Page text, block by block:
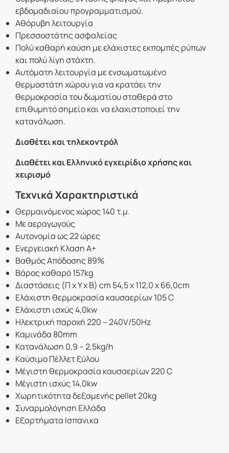
εβδομαδιαίου προγραμματισμού.
Αθόρυβη λειτουργία
Πρεσσοστάτης ασφαλείας
Πολύ καθαρή καύση με ελάχιστες εκπομπές ρύπων
και πολύ λίγη στάχτη.
Αυτόματη λειτουργία με ενσωματωμένο
θερμοστάτη χώρου για να κρατάει την
θερμοκρασία του δωματίου σταθερά στο
επιθυμητό σημείο και να ελαχιστοποιεί την
κατανάλωση.
Διαθέτει και τηλεκοντρόλ
Διαθέτει και Ελληνικό εγχειρίδιο χρήσης και
χειρισμό
Τεχνικά Χαρακτηριστικά
Θερμαινόμενος χώρος140 τ.μ.
Με αεραγωγούς
Αυτονομίαως 22 ώρες
Ενεργειακή Κλαση Α+
Βαθμός Απόδοσης89%
Βάρος καθαρό157kg
Διαστάσεις (Π x Υ x Β) cm 54,5 x 112,0 x 66,0cm
Ελάχιστη θερμοκρασία καυσαερίων105 C
Ελάχιστη ισχύς4,0kw
Ηλεκτρική παροχή220 – 240V/50Hz
Καμινάδα 80mm
Κατανάλωση 0,9 – 2,5kg/h
ΚαύσιμοΠέλλετ ξύλου
Μέγιστη θερμοκρασία καυσαερίων220 C
Μέγιστη ισχύς14,0kw
Χωρητικότητα δεξαμενής pellet20kg
Συναρμολόγηση Ελλάδα
Εξαρτήματα Ισπανικα